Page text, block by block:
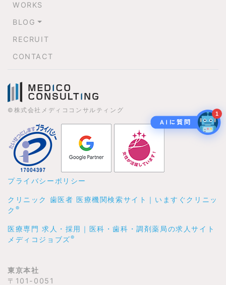
WORKS
BLOG
RECRUIT
CONTACT
©株式会社メディココンサルティング
プライバシーポリシー
クリニック 歯医者 医療機関検索サイト｜いますぐクリニッ
ク ®
医療専門 求人・採用｜医科・歯科・調剤薬局の求人サイト
メディコジョブズ®
東京本社
〒101-0051
1